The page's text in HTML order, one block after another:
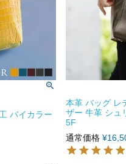
バイカラー
本革 バッグ レ
ザー 牛革 シュ
5F
通常価格 ¥